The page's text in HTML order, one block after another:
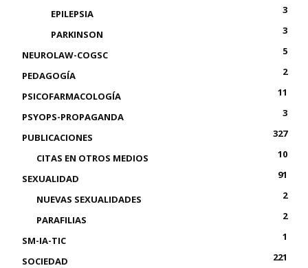
EPILEPSIA
3
PARKINSON
3
NEUROLAW-COGSC
5
PEDAGOGÍA
2
PSICOFARMACOLOGÍA
11
PSYOPS-PROPAGANDA
3
PUBLICACIONES
327
CITAS EN OTROS MEDIOS
10
SEXUALIDAD
91
NUEVAS SEXUALIDADES
2
PARAFILIAS
2
SM-IA-TIC
1
SOCIEDAD
221